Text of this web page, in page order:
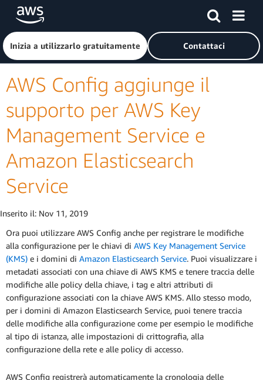
Passa al contenuto principale
Fai clic qui per tornare alla home page di Amazon Web
Inizia a utilizzarlo gratuitamente Contattaci
AWS Config aggiunge il
supporto per AWS Key
Management Service e
Amazon Elasticsearch
Service
Inserito il: Nov 11, 2019
Ora puoi utilizzare AWS Config anche per registrare le modifiche
alla configurazione per le chiavi di AWS Key Management Service
(KMS) e i domini di Amazon Elasticsearch Service. Puoi visualizzare i
metadati associati con una chiave di AWS KMS e tenere traccia delle
modifiche alle policy della chiave, i tag e altri attributi di
configurazione associati con la chiave AWS KMS. Allo stesso modo,
per i domini di Amazon Elasticsearch Service, puoi tenere traccia
delle modifiche alla configurazione come per esempio le modifiche
al tipo di istanza, alle impostazioni di crittografia, alla
configurazione della rete e alle policy di accesso.
AWS Config registrerà automaticamente la cronologia delle